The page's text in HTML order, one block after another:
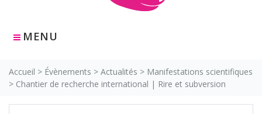
MENU
Accueil > Évènements > Actualités > Manifestations scientifiques
> Chantier de recherche international | Rire et subversion